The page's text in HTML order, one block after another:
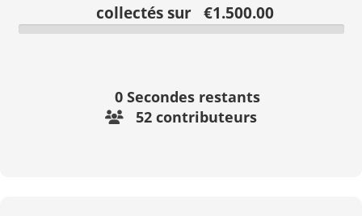
collectés sur €1.500.00
0Secondes restants
52 contributeurs